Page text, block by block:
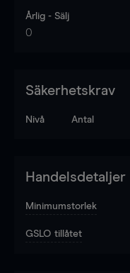
Årlig - Sälj
0
Säkerhetskrav
Nivå Antal
Handelsdetaljer
Minimumstorlek
GSLO tillåtet